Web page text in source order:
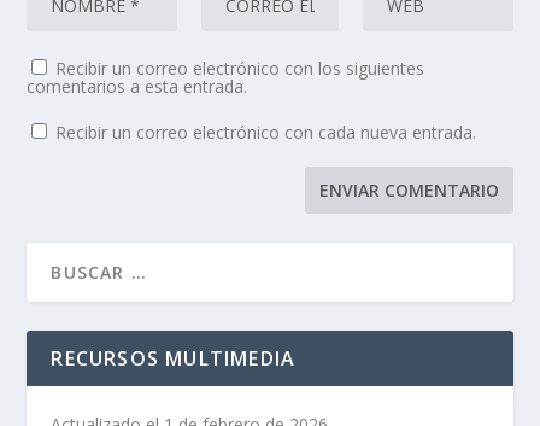
Recibir un correo electrónico con los siguientes
comentarios a esta entrada.
Recibir un correo electrónico con cada nueva entrada.
RECURSOS MULTIMEDIA